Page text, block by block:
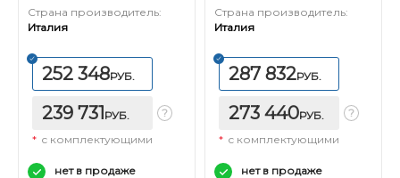
Страна производитель:
Италия
252 348РУБ.
239 731РУБ.
* с комплектующими
нет в продаже
Страна производитель:
Италия
287 832РУБ.
273 440РУБ.
* с комплектующими
нет в продаже